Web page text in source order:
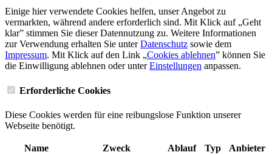
Einige hier verwendete Cookies helfen, unser Angebot zu
vermarkten, während andere erforderlich sind. Mit Klick auf „Geht
klar” stimmen Sie dieser Datennutzung zu. Weitere Informationen
zur Verwendung erhalten Sie unterDatenschutz sowie dem
Impressum. Mit Klick auf den Link „Cookies ablehnen” können Sie
die Einwilligung ablehnen oder unterEinstellungen anpassen.
Erforderliche Cookies
Diese Cookies werden für eine reibungslose Funktion unserer
Webseite benötigt.
Name Zweck Ablauf Typ Anbieter